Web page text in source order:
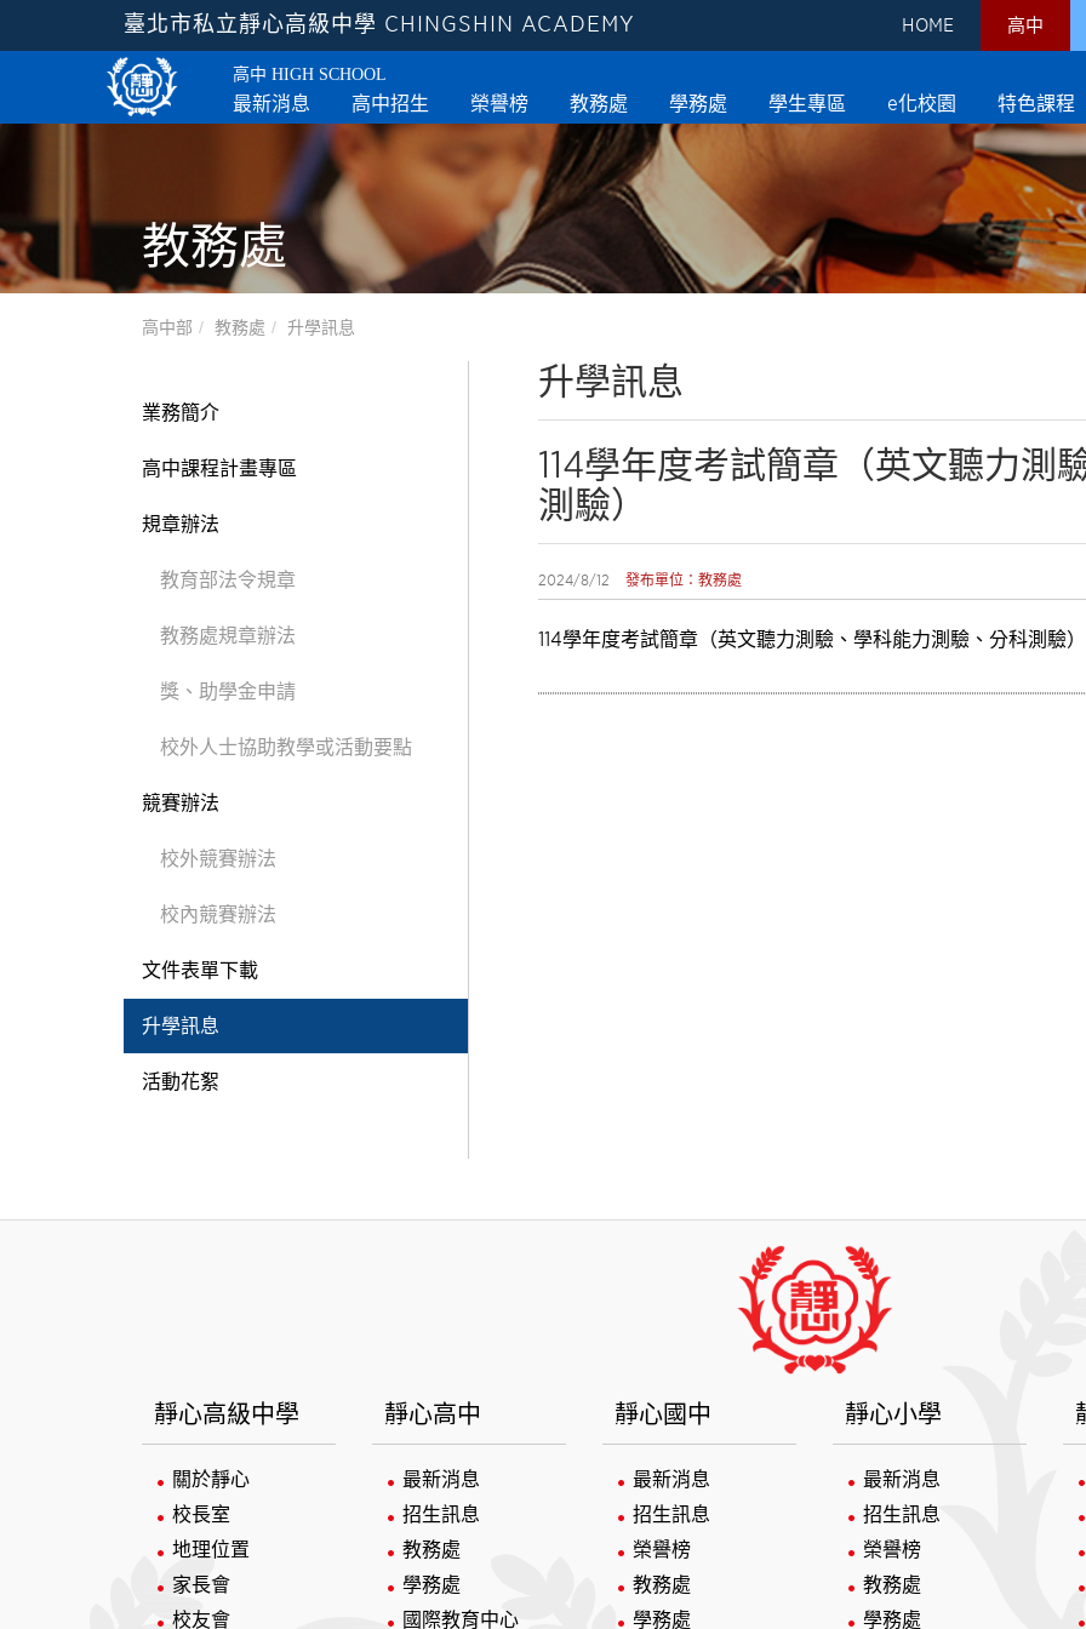
臺北市私立靜心高級中學 CHINGSHIN ACADEMY HOME 高中
高中 HIGH SCHOOL
最新消息 高中招生 榮譽榜 教務處 學務處 學生專區 e化校園 特色課程
教務處
高中部 教務處 升學訊息
業務簡介
高中課程計畫專區
規章辦法
教育部法令規章
教務處規章辦法
獎、助學金申請
校外人士協助教學或活動要點
競賽辦法
校外競賽辦法
校內競賽辦法
文件表單下載
升學訊息
活動花絮
升學訊息
114學年度考試簡章（英文聽力測
測驗）
2024/8/12 發布單位：教務處
114學年度考試簡章（英文聽力測驗、學科能力測驗、分科測驗）
靜心高級中學
關於靜心
校長室
地理位置
家長會
校友會
靜心高中
最新消息
招生訊息
教務處
學務處
國際教育中心
靜心國中
最新消息
招生訊息
榮譽榜
教務處
學務處
靜心小學
最新消息
招生訊息
榮譽榜
教務處
學務處